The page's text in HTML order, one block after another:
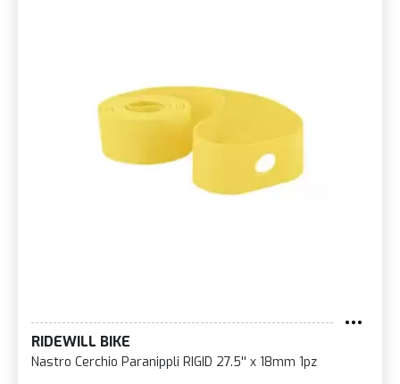
RIDEWILL BIKE
Nastro Cerchio Paranippli RIGID 27.5'' x 18mm 1pz